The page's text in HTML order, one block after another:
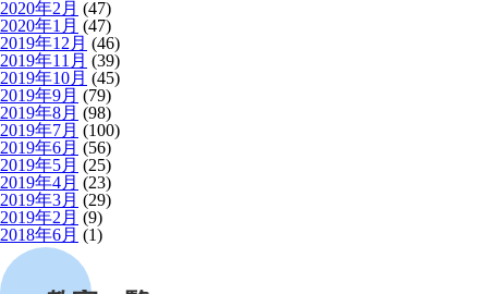
2020年2月 (47)
2020年1月 (47)
2019年12月 (46)
2019年11月 (39)
2019年10月 (45)
2019年9月 (79)
2019年8月 (98)
2019年7月 (100)
2019年6月 (56)
2019年5月 (25)
2019年4月 (23)
2019年3月 (29)
2019年2月 (9)
2018年6月 (1)